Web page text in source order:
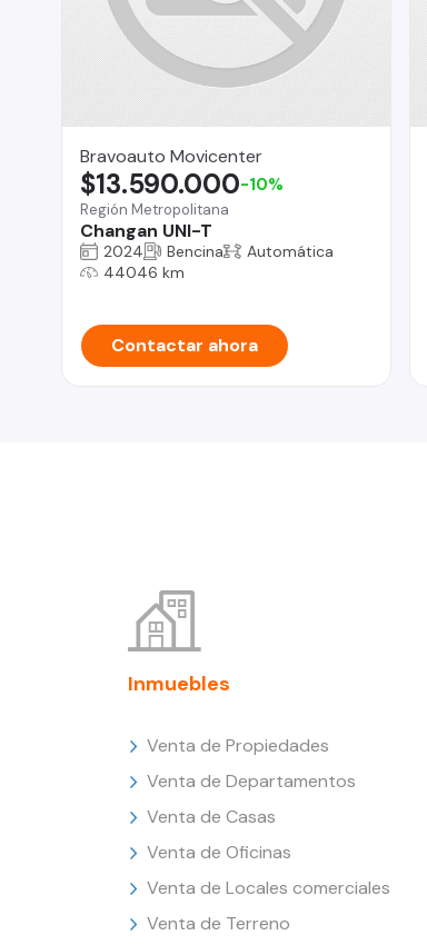
Bravoauto Movicenter
Región Metropolitana
Changan UNI-T
$13.590.000-10%
2024 Bencina
Automática
44046 km
Contactar ahora
Inmuebles
Venta de Propiedades
Venta de Departamentos
Venta de Casas
Venta de Oficinas
Venta de Locales comerciales
Venta de Terreno